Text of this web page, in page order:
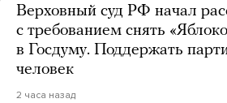
Верховный суд РФ начал
с требованием снять
в Госдуму. Поддержать
человек
2 часа назад